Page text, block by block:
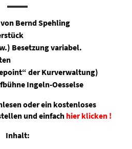
Bernd Spehling
Besetzung variabel.
der Kurverwaltung)
Ingeln-Oesselse
oder ein kostenloses
und einfach hier klicken !
Inhalt: